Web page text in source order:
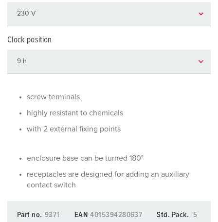
Clock position
screw terminals
highly resistant to chemicals
with 2 external fixing points
enclosure base can be turned 180°
receptacles are designed for adding an auxiliary
contact switch
Part no. 9371 EAN 4015394280637 Std. Pack. 5